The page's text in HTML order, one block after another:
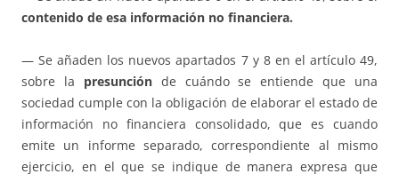
contenido de esa información no financiera.
— Se añaden los nuevos apartados 7 y 8 en el artículo 49,
sobre la presunciónde cuándo se entiende que una
sociedad cumple con la obligación de elaborar el estado de
información no financiera consolidado, que es cuando
emite un informe separado, correspondiente al mismo
ejercicio, en el que se indique de manera expresa que